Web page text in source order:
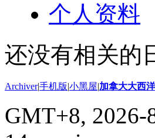
个人资料
还没有相关的
Archiver|手机版|小黑屋|加拿大大西
GMT+8, 2026-